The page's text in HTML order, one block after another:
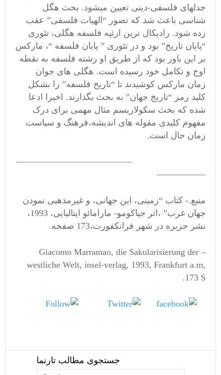
جدلهای فلسفی-دینی تعیین میشود. بحث هگل
شناسی باعث شد که تصور “الهیات فلسفی” عقب
زده شود. رادیکال ترین ارثیه فلسفه هگلی، تئوری
“پایان تاریخ” بود و در تئوری ” پایان فلسفه “، مارکس
بر این باور بود که از طریق او رشته فلسفه به نقطه
اوج و تکامل خود رسیده است. هگلی های جوان
زمان مارکس کوشیدند تا “تاریخ فلسفه” را بشکل
کلید رمز “تاریخ جهان” به بحث بگذارند. اخیرا ادعا
شده که بحث سکولاریسم مثال مهمی برای درک
مفهوم کلیدی مقوله های اندیشه،فرهنگ و سیاست
زمان حال است.
—————————————
—————–
منبع.- کتاب “زمینی، این جهانی، و غیرمذهبی نمودن
جهان غرب” ،اثر جیاکومو- مارامائو ایتالیایی، 1993،
نشر جزیره در شهر فرانکفورت،173 صفحه.
– Giacomo Marramao, die Sakularisierung der
westliche Welt, insel-verlag, 1993, Frankfurt a.m,
173 S.
Follow
جستجوی مطالب تارنما